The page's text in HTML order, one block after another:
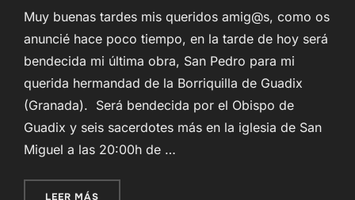
Muy buenas tardes mis queridos amig@s, como os
anuncié hace poco tiempo, en la tarde de hoy será
bendecida mi última obra, San Pedro para mi
querida hermandad de la Borriquilla de Guadix
(Granada). Será bendecida por el Obispo de
Guadix y seis sacerdotes más en la iglesia de San
Miguel a las 20:00h de …
LEER MÁS